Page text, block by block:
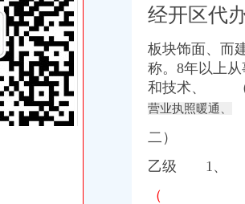
工商代办_重庆工商注册_松立工商_页
册公司【今日推荐网-佛山工商/税务/财务】
营业执照|长春代办公司
网
照代办营业执照
业执照做账报税找张娜娜会计合肥工商年检
信专业代办南岸区营业执照,房地产开发资质验
经开区代
板块饰面、而
称。8年以上
和技术、
营业执照暖通、
二）
乙级 1、 3
（